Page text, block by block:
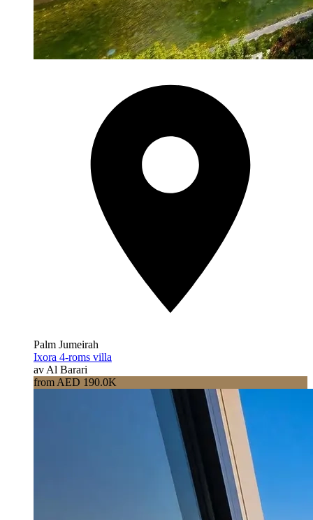
Palm Jumeirah
Ixora 4-roms villa
av Al Barari
from AED 190.0K